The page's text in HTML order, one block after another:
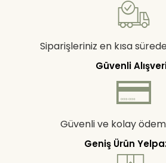
Siparişleriniz en kısa
Güvenli
Güvenli ve kolay
Geniş Ürün